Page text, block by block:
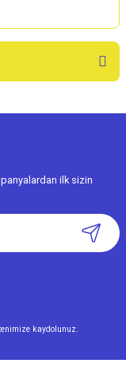
ilk sizin
kaydolunuz.